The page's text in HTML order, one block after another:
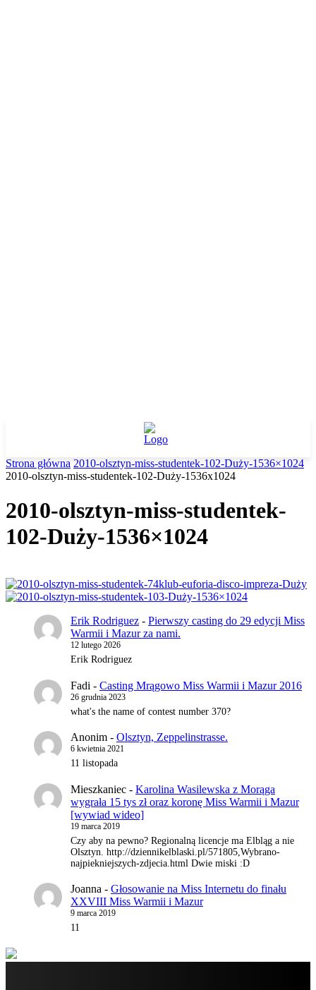
Strona główna 2010-olsztyn-miss-studentek-102-Duży-1536×1024
2010-olsztyn-miss-studentek-102-Duży-1536x1024
2010-olsztyn-miss-studentek-
102-Duży-1536×1024
Erik Rodriguez - Pierwszy casting do 29 edycji Miss
Warmii i Mazur za nami.
12 lutego 2026
Erik Rodriguez
Fadi - Casting Mrągowo Miss Warmii i Mazur 2016
26 grudnia 2023
what's the name of contest number 370?
Anonim - Olsztyn, Zeppelinstrasse.
6 kwietnia 2021
11 listopada
Mieszkaniec - Karolina Wasilewska z Morąga
wygrała 15 tys zł oraz koronę Miss Warmii i Mazur
[wywiad wideo]
19 marca 2019
Czy aby na pewno? Regionalną licencje ma Elbląg a nie
Olsztyn. http://dziennikelblaski.pl/571805,Wybrano-
najpiekniejszych-zdjecia.html Dwie miski :D
Joanna - Głosowanie na Miss Internetu do finału
XXVIII Miss Warmii i Mazur
9 marca 2019
11